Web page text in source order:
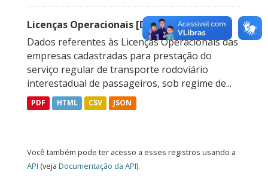
Licenças Operacionais [Descontinuado]
Dados referentes às Licenças Operacionais das
empresas cadastradas para prestação do
serviço regular de transporte rodoviário
interestadual de passageiros, sob regime de...
PDF HTML CSV JSON
Você também pode ter acesso a esses registros usando a
API (veja Documentação da API).